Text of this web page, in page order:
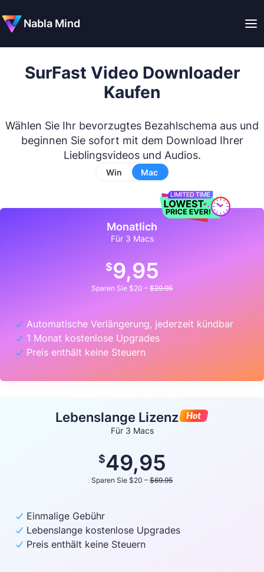
Nabla Mind
SurFast Video Downloader
Kaufen
Wählen Sie Ihr bevorzugtes Bezahlschema aus und
beginnen Sie sofort mit dem Download Ihrer
Lieblingsvideos und Audios.
Win Mac
Monatlich
Für 3 Macs
$9,95
Sparen Sie $20 – $29.95
Automatische Verlängerung, jederzeit kündbar
1 Monat kostenlose Upgrades
Preis enthält keine Steuern
Lebenslange Lizenz
Für 3 Macs
$49,95
Sparen Sie $20 – $69.95
Einmalige Gebühr
Lebenslange kostenlose Upgrades
Preis enthält keine Steuern